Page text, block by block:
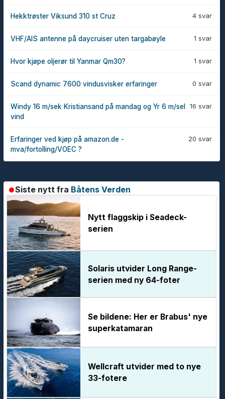
4 svar
Hekktrøster Viksund 310 st Cruz
1 svar
VHF/AIS antenne på daycruiser uten targabøyle
1 svar
Hvor kjøpe oljerør til Yanmar Qm30?
0 svar
Scand dynamic 7600 vindusvisker erfaringer
16 svar
Windy 16 m/sek Kristiansand på mandag og Yr 6 m/sel
vind
20 svar
Erfaringer ved kjøp på amazon.de -
mva/fortolling/VOEC ?
Siste nytt fra Båtens Verden
Nytt flaggskip i Seadeck-
serien
Solaris utvider Long Range-
serien med ny 64-foter
Se bildene: Her er Brabus' nye
superkatamaran
Wellcraft utvider med to nye
33-fotere